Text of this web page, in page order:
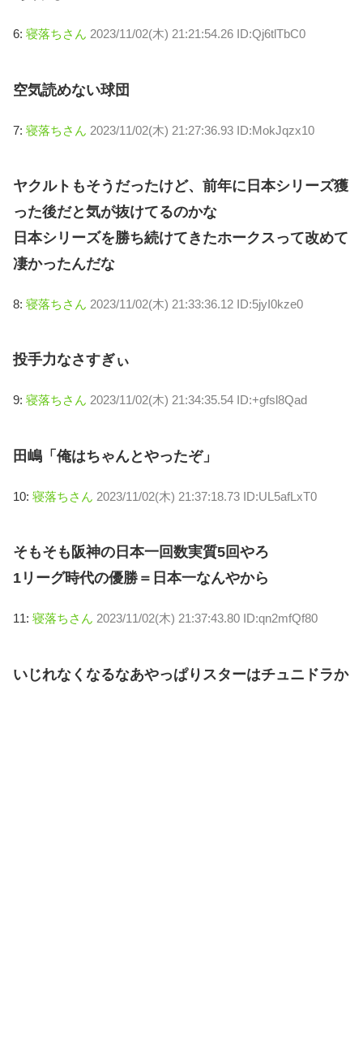
6: 寝落ちさん 2023/11/02(木) 21:21:54.26 ID:Qj6tlTbC0
空気読めない球団
7: 寝落ちさん 2023/11/02(木) 21:27:36.93 ID:MokJqzx10
ヤクルトもそうだったけど、前年に日本シリーズ獲
った後だと気が抜けてるのかな
日本シリーズを勝ち続けてきたホークスって改めて
凄かったんだな
8: 寝落ちさん 2023/11/02(木) 21:33:36.12 ID:5jyI0kze0
投手力なさすぎぃ
9: 寝落ちさん 2023/11/02(木) 21:34:35.54 ID:+gfsl8Qad
田嶋「俺はちゃんとやったぞ」
10: 寝落ちさん 2023/11/02(木) 21:37:18.73 ID:UL5afLxT0
そもそも阪神の日本一回数実質5回やろ
1リーグ時代の優勝＝日本一なんやから
11: 寝落ちさん 2023/11/02(木) 21:37:43.80 ID:qn2mfQf80
いじれなくなるなあやっぱりスターはチュニドラか